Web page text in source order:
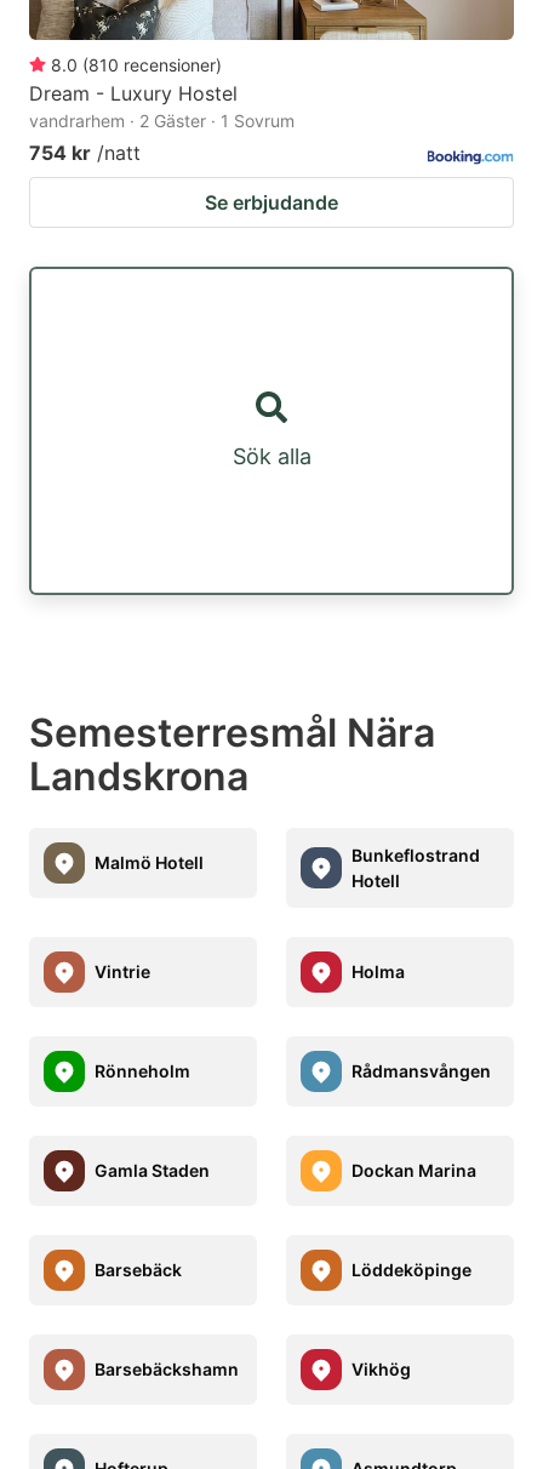
8.0 (810 recensioner)
Dream - Luxury Hostel
vandrarhem · 2 Gäster · 1 Sovrum
754 kr /natt
Se erbjudande
Sök alla
Semesterresmål Nära
Landskrona
Malmö Hotell
Bunkeflostrand
Hotell
Vintrie Holma
Rönneholm Rådmansvången
Gamla Staden Dockan Marina
Barsebäck Löddeköpinge
Barsebäckshamn Vikhög